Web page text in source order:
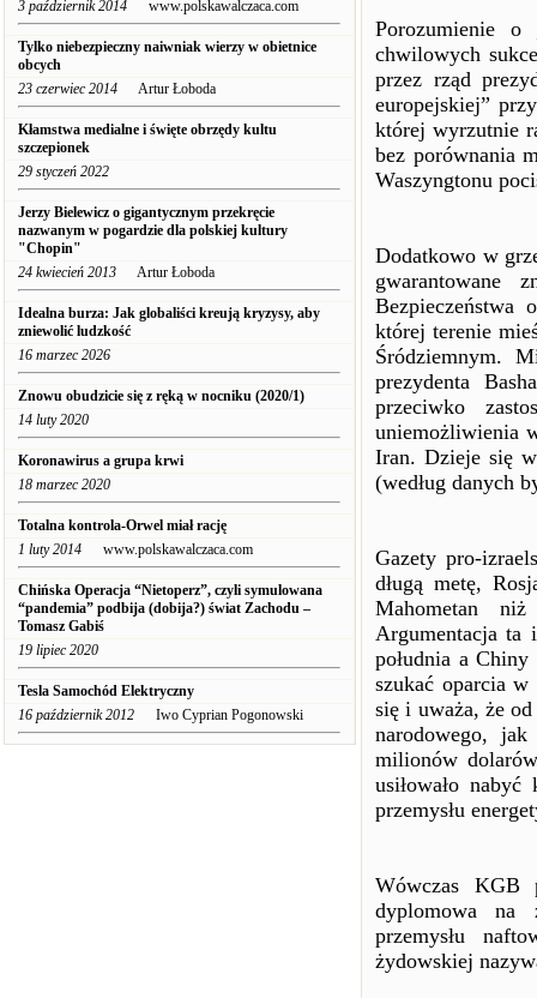
3 październik 2014 www.polskawalczaca.com
Tylko niebezpieczny naiwniak wierzy w obietnice
obcych
23 czerwiec 2014 Artur Łoboda
Kłamstwa medialne i święte obrzędy kultu
szczepionek
29 styczeń 2022
Jerzy Bielewicz o gigantycznym przekręcie
nazwanym w pogardzie dla polskiej kultury
"Chopin"
24 kwiecień 2013 Artur Łoboda
Idealna burza: Jak globaliści kreują kryzysy, aby
zniewolić ludzkość
16 marzec 2026
Znowu obudzicie się z ręką w nocniku (2020/1)
14 luty 2020
Koronawirus a grupa krwi
18 marzec 2020
Totalna kontrola-Orwel miał rację
1 luty 2014 www.polskawalczaca.com
Chińska Operacja “Nietoperz”, czyli symulowana
“pandemia” podbija (dobija?) świat Zachodu –
Tomasz Gabiś
19 lipiec 2020
Tesla Samochód Elektryczny
16 październik 2012 Iwo Cyprian Pogonowski
Porozumienie o
chwilowych
przez rząd
europejskiej”
której wyrzutnie
bez porównania
Waszyngtonu
Dodatkowo w
gwarantowane
której terenie
Śródziemnym.
prezydenta
przeciwko
uniemożliwienia
Iran. Dzieje się
(według danych
Gazety pro-
długą metę,
Mahometan
Argumentacja ta
południa a
szukać oparcia
się i uważa, że
narodowego,
milionów
usiłowało
przemysłu
Wówczas KGB
dyplomowa na
przemysłu
żydowskiej